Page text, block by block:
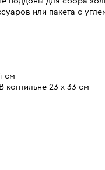
или пакета с
см
коптильне 23 х 33 см